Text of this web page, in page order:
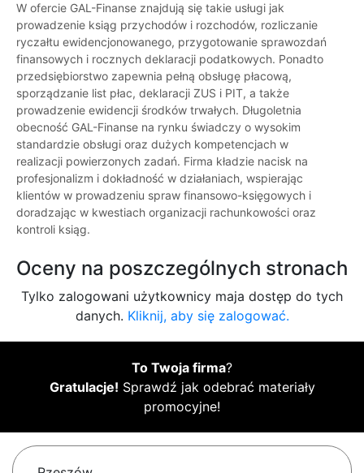
W ofercie GAL-Finanse znajdują się takie usługi jak
prowadzenie ksiąg przychodów i rozchodów, rozliczanie
ryczałtu ewidencjonowanego, przygotowanie sprawozdań
finansowych i rocznych deklaracji podatkowych. Ponadto
przedsiębiorstwo zapewnia pełną obsługę płacową,
sporządzanie list płac, deklaracji ZUS i PIT, a także
prowadzenie ewidencji środków trwałych. Długoletnia
obecność GAL-Finanse na rynku świadczy o wysokim
standardzie obsługi oraz dużych kompetencjach w
realizacji powierzonych zadań. Firma kładzie nacisk na
profesjonalizm i dokładność w działaniach, wspierając
klientów w prowadzeniu spraw finansowo-księgowych i
doradzając w kwestiach organizacji rachunkowości oraz
kontroli ksiąg.
Oceny na poszczególnych stronach
Tylko zalogowani użytkownicy maja dostęp do tych
danych. Kliknij, aby się zalogować.
To Twoja firma?
Gratulacje! Sprawdź jak odebrać materiały
promocyjne!